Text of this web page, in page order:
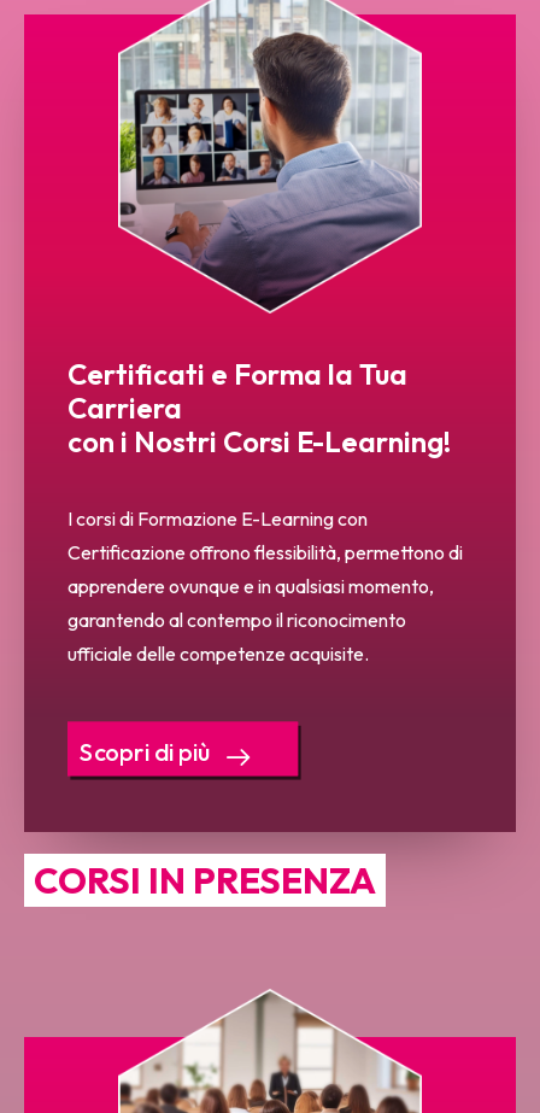
Certificati e Forma la Tua
Carriera
con i Nostri Corsi E-Learning!
I corsi di Formazione E-Learning con
Certificazione offrono flessibilità, permettono di
apprendere ovunque e in qualsiasi momento,
garantendo al contempo il riconocimento
ufficiale delle competenze acquisite.
Scopri di più
CORSI IN PRESENZA